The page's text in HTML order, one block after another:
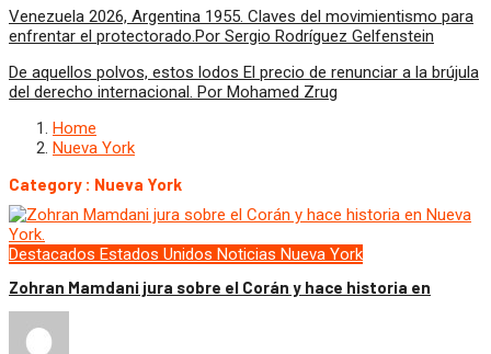
Venezuela 2026, Argentina 1955. Claves del movimientismo para
enfrentar el protectorado.Por Sergio Rodríguez Gelfenstein
De aquellos polvos, estos lodos El precio de renunciar a la brújula
del derecho internacional. Por Mohamed Zrug
Home
Nueva York
Category : Nueva York
Destacados Estados Unidos Noticias Nueva York
Zohran Mamdani jura sobre el Corán y hace historia en